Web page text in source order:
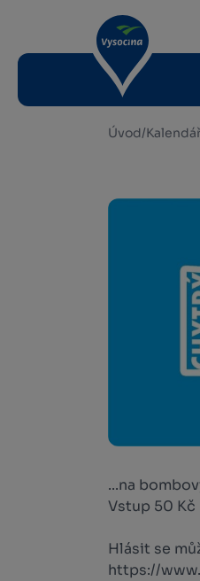
Úvod/
...na
Vstup 50 Kč
Hlásit se
https://